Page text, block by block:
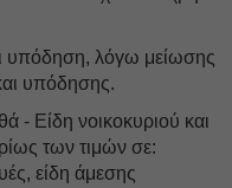
υπόδηση, λόγω μείωσης
υπόδησης.
- Είδη νοικοκυριού και
των τιμών σε:
είδη άμεσης